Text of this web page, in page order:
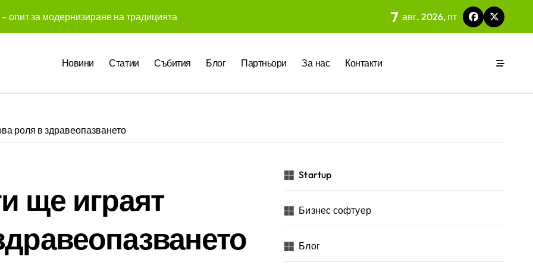
опит за модернизиране на традицията
Gemini на Google на хиляди клиенти на бизнес приложения
забелязват мръсния офис още в първата седмица
промени начина, по който хотелите продават стаите си
в създаването на международните стандарти за навлизане на изкуствен интелект в хотелиерството
7 авг. 2026, пт
Новини Статии Събития Блог Партньори За нас Контакти
роля в здравеопазването
ще играят
Startup
Бизнес софтуер
Блог